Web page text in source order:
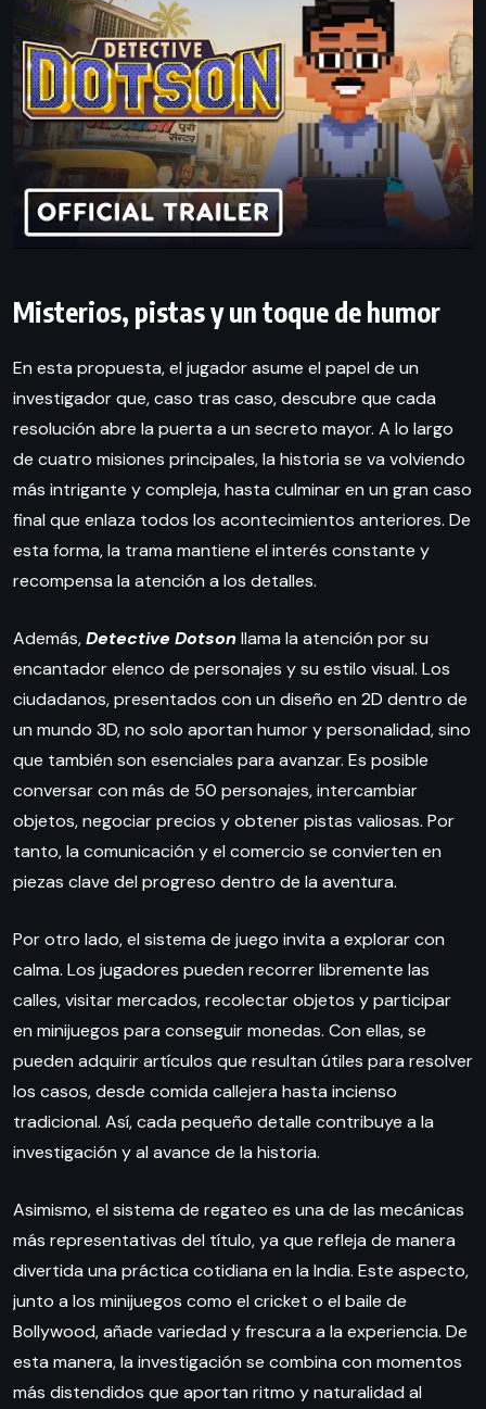
Misterios, pistas y un toque de humor
En esta propuesta, el jugador asume el papel de un
investigador que, caso tras caso, descubre que cada
resolución abre la puerta a un secreto mayor. A lo largo
de cuatro misiones principales, la historia se va volviendo
más intrigante y compleja, hasta culminar en un gran caso
final que enlaza todos los acontecimientos anteriores. De
esta forma, la trama mantiene el interés constante y
recompensa la atención a los detalles.
Además,Detective Dotson llama la atención por su
encantador elenco de personajes y su estilo visual. Los
ciudadanos, presentados con un diseño en 2D dentro de
un mundo 3D, no solo aportan humor y personalidad, sino
que también son esenciales para avanzar. Es posible
conversar con más de 50 personajes, intercambiar
objetos, negociar precios y obtener pistas valiosas. Por
tanto, la comunicación y el comercio se convierten en
piezas clave del progreso dentro de la aventura.
Por otro lado, el sistema de juego invita a explorar con
calma. Los jugadores pueden recorrer libremente las
calles, visitar mercados, recolectar objetos y participar
en minijuegos para conseguir monedas. Con ellas, se
pueden adquirir artículos que resultan útiles para resolver
los casos, desde comida callejera hasta incienso
tradicional. Así, cada pequeño detalle contribuye a la
investigación y al avance de la historia.
Asimismo, el sistema de regateo es una de las mecánicas
más representativas del título, ya que refleja de manera
divertida una práctica cotidiana en la India. Este aspecto,
junto a los minijuegos como el cricket o el baile de
Bollywood, añade variedad y frescura a la experiencia. De
esta manera, la investigación se combina con momentos
más distendidos que aportan ritmo y naturalidad al